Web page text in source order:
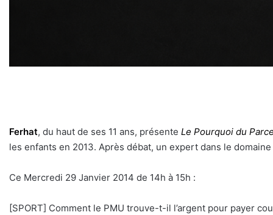
Ferhat, du haut de ses 11 ans, présente Le Pourquoi du
les enfants en 2013. Après débat, un expert dans le
Ce Mercredi 29 Janvier 2014 de 14h à 15h :
[SPORT] Comment le PMU trouve-t-il l’argent pour payer